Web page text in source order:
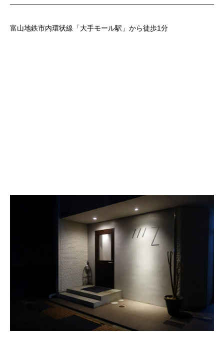
富山地鉄市内環状線「大手モール駅」から徒歩1分